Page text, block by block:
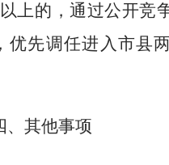
上的，通过公开竞
优先调任进入市县
、其他事项